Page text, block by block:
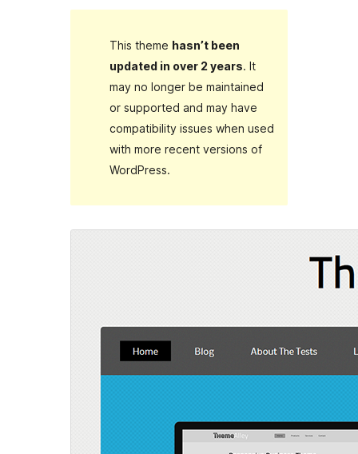
This theme hasn’t been
updated in over 2 years. It
may no longer be maintained
or supported and may have
compatibility issues when used
with more recent versions of
WordPress.